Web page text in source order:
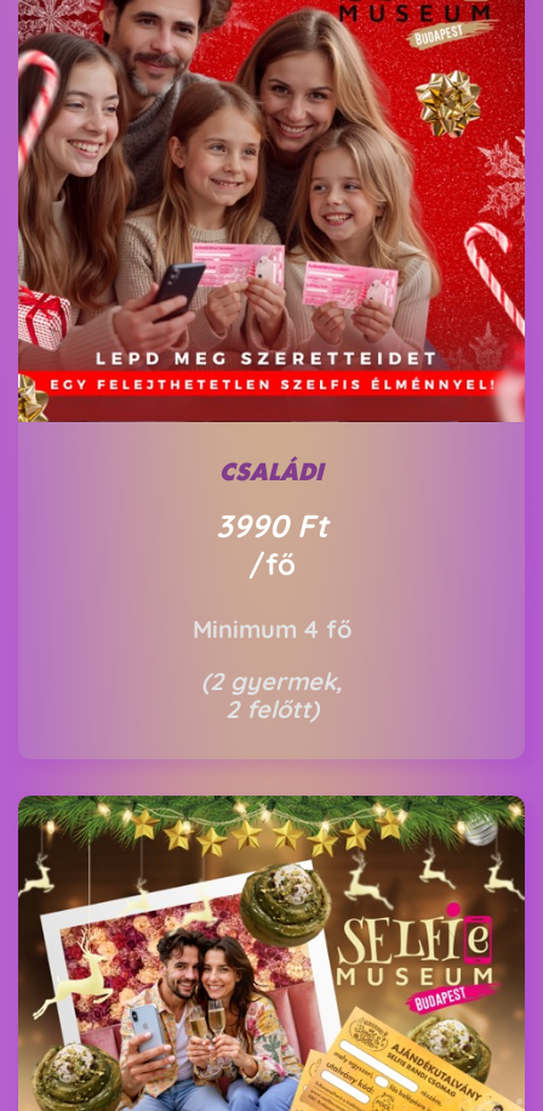
CSALÁDI
3990 Ft
/fő
Minimum 4 fő
(2 gyermek,
2 felőtt)